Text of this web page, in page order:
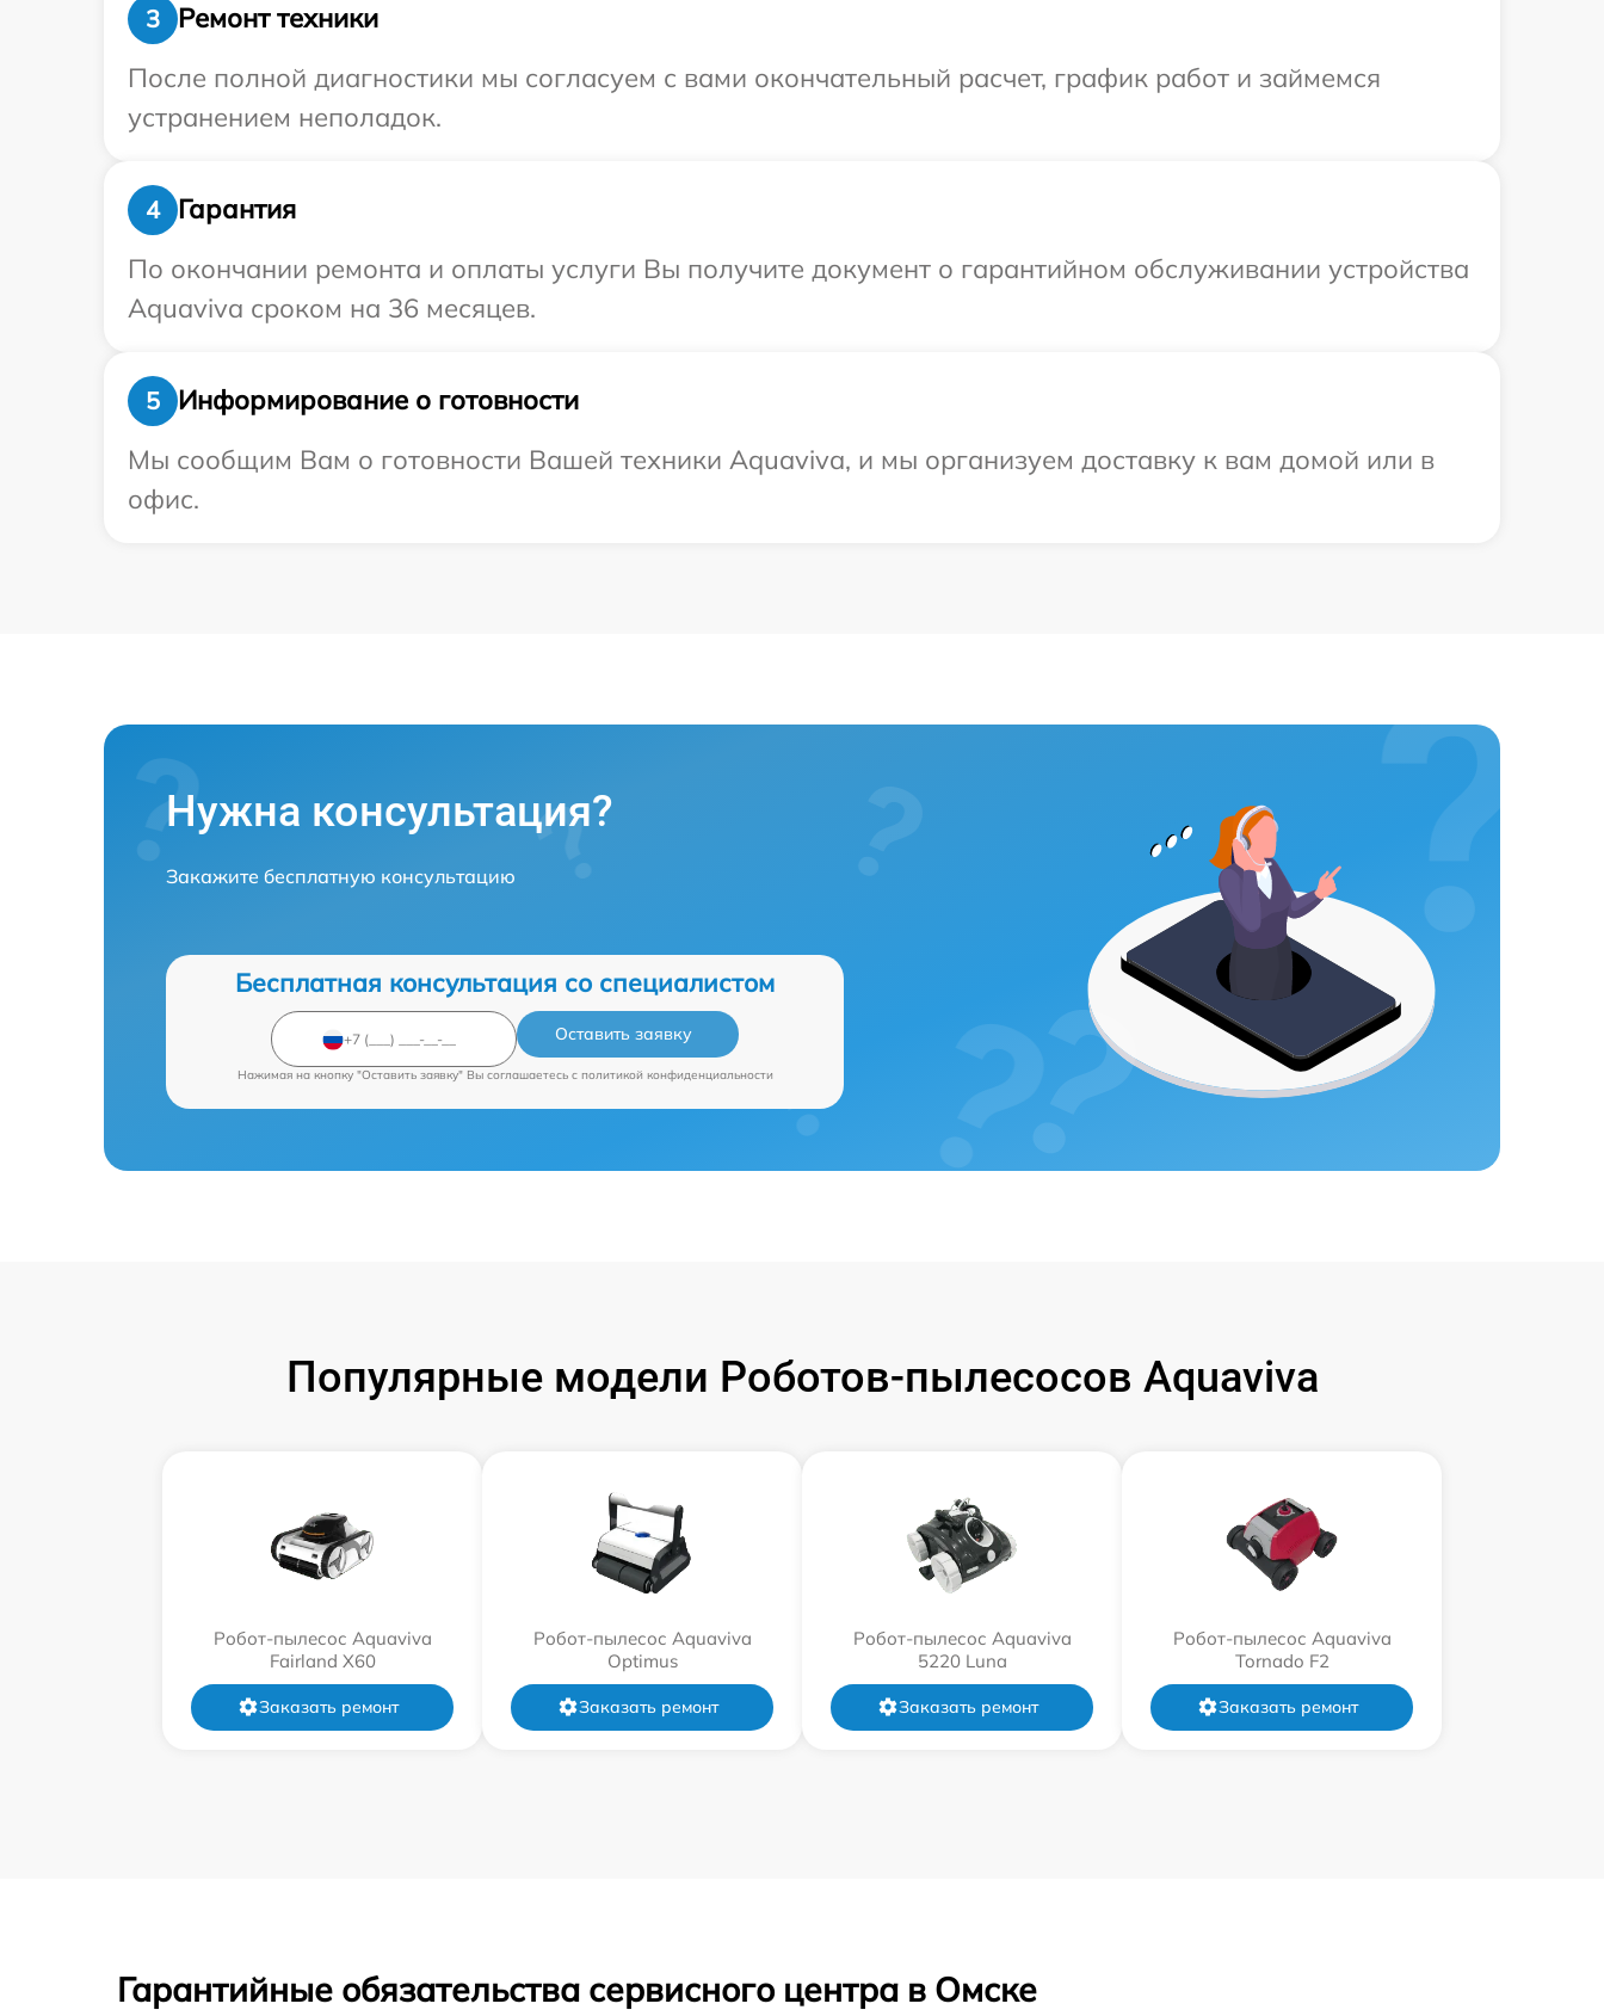
3
Ремонт техники
После полной диагностики мы согласуем с вами окончательный расчет, график работ и займемся
устранением неполадок.
4
Гарантия
По окончании ремонта и оплаты услуги Вы получите документ о гарантийном обслуживании устройства
Aquaviva сроком на 36 месяцев.
5
Информирование о готовности
Мы сообщим Вам о готовности Вашей техники Aquaviva, и мы организуем доставку к вам домой или в
офис.
Нужна консультация?
Закажите бесплатную консультацию
Бесплатная консультация со специалистом
Оставить заявку
Нажимая на кнопку "Оставить заявку" Вы соглашаетесь c политикой конфиденциальности
Популярные модели Роботов-пылесосов Aquaviva
Робот-пылесос Aquaviva
Fairland X60
Заказать ремонт
Робот-пылесос Aquaviva
Optimus
Заказать ремонт
Робот-пылесос Aquaviva
5220 Luna
Заказать ремонт
Робот-пылесос Aquaviva
Tornado F2
Заказать ремонт
Гарантийные обязательства сервисного центра в Омске